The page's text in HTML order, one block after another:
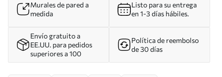
Murales de pared a
medida
Listo para su entrega
en 1-3 días hábiles.
Envío gratuito a
EE.UU. para pedidos
superiores a 100
Política de reembolso
de 30 días